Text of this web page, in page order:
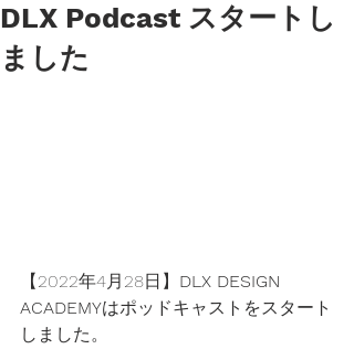
DLX Podcast スタートし
ました
【2022年4月28日】 DLX DESIGN
ACADEMYはポッドキャストをスタート
しました。